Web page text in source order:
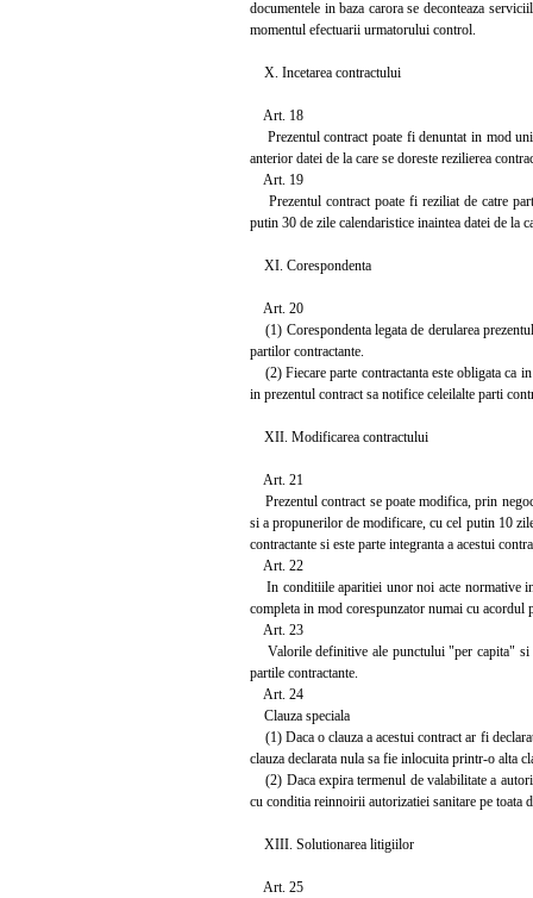
documentele in baza carora se deconteaza
momentul efectuarii urmatorului control.
X. Incetarea contractului
Art. 18
Prezentul contract poate fi denuntat in mod
anterior datei de la care se doreste rezilierea
Art. 19
Prezentul contract poate fi reziliat de catre
putin 30 de zile calendaristice inaintea datei de la
XI. Corespondenta
Art. 20
(1) Corespondenta legata de derularea
partilor contractante.
(2) Fiecare parte contractanta este obligata ca
in prezentul contract sa notifice celeilalte parti
XII. Modificarea contractului
Art. 21
Prezentul contract se poate modifica, prin
si a propunerilor de modificare, cu cel putin 10
contractante si este parte integranta a acestui
Art. 22
In conditiile aparitiei unor noi acte normative
completa in mod corespunzator numai cu acordul
Art. 23
Valorile definitive ale punctului "per capita" si
partile contractante.
Art. 24
Clauza speciala
(1) Daca o clauza a acestui contract ar fi
clauza declarata nula sa fie inlocuita printr-o alta
(2) Daca expira termenul de valabilitate a
cu conditia reinnoirii autorizatiei sanitare pe toata
XIII. Solutionarea litigiilor
Art. 25